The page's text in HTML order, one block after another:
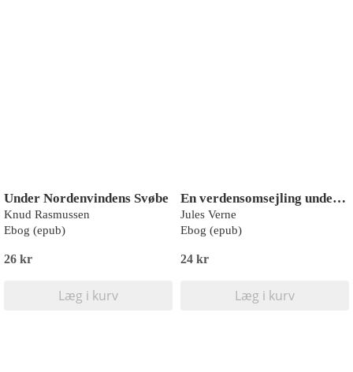
Under Nordenvindens Svøbe
Knud Rasmussen
Ebog (epub)
26 kr
Læg i kurv
En verdensomsejling under havet
Jules Verne
Ebog (epub)
24 kr
Læg i kurv